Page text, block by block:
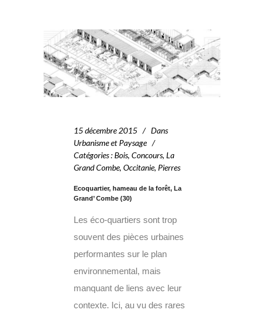
15 décembre 2015
Dans
Urbanisme et Paysage
Catégories:Bois, Concours, La
Grand Combe, Occitanie, Pierres
Ecoquartier, hameau de la forêt, La
Grand’ Combe (30)
Les éco-quartiers sont trop
souvent des pièces urbaines
performantes sur le plan
environnemental, mais
manquant de liens avec leur
contexte. Ici, au vu des rares